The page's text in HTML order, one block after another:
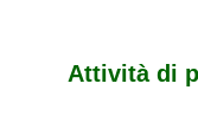
Attività di